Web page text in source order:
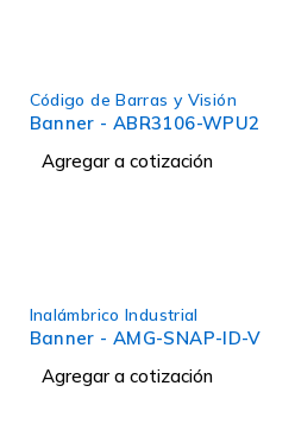
Código de Barras y Visión
Banner - ABR3106-WPU2
Agregar a cotización
Inalámbrico Industrial
Banner - AMG-SNAP-ID-V
Agregar a cotización